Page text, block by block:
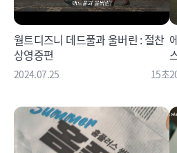
월트디즈니 데드풀과 울버린 : 절찬
상영중편
2024.07.25 15초